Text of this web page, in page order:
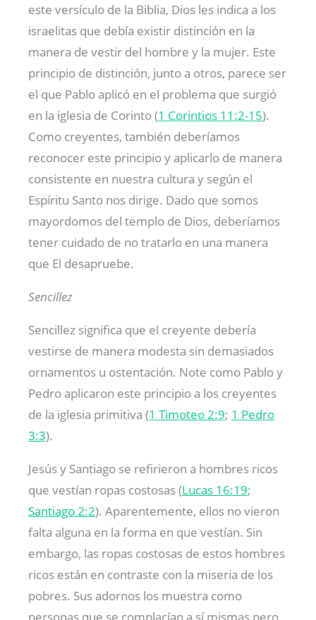
este versículo de la Biblia, Dios les indica a los
israelitas que debía existir distinción en la
manera de vestir del hombre y la mujer. Este
principio de distinción, junto a otros, parece ser
el que Pablo aplicó en el problema que surgió
en la iglesia de Corinto (1 Corintios 11:2-15).
Como creyentes, también deberíamos
reconocer este principio y aplicarlo de manera
consistente en nuestra cultura y según el
Espíritu Santo nos dirige. Dado que somos
mayordomos del templo de Dios, deberíamos
tener cuidado de no tratarlo en una manera
que El desapruebe.
Sencillez
Sencillez significa que el creyente debería
vestirse de manera modesta sin demasiados
ornamentos u ostentación. Note como Pablo y
Pedro aplicaron este principio a los creyentes
de la iglesia primitiva (1 Timoteo 2:9; 1 Pedro
3:3).
Jesús y Santiago se refirieron a hombres ricos
que vestían ropas costosas (Lucas 16:19;
Santiago 2:2). Aparentemente, ellos no vieron
falta alguna en la forma en que vestían. Sin
embargo, las ropas costosas de estos hombres
ricos están en contraste con la miseria de los
pobres. Sus adornos los muestra como
personas que se complacían a sí mismas pero